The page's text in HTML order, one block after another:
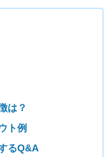
は？
ト例
るQ&A